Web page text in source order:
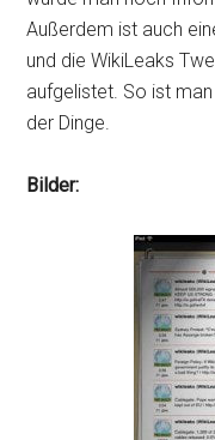
Außerdem ist auch
und die WikiLeaks
aufgelistet. So ist
der Dinge.
Bilder: